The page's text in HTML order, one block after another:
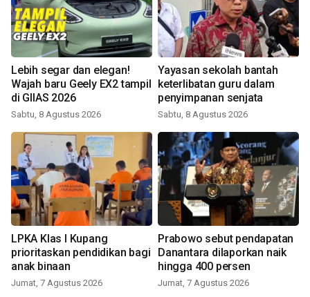
Lebih segar dan elegan!
Wajah baru Geely EX2 tampil
di GIIAS 2026
Sabtu, 8 Agustus 2026
Yayasan sekolah bantah
keterlibatan guru dalam
penyimpanan senjata
Sabtu, 8 Agustus 2026
LPKA Klas I Kupang
prioritaskan pendidikan bagi
anak binaan
Jumat, 7 Agustus 2026
Prabowo sebut pendapatan
Danantara dilaporkan naik
hingga 400 persen
Jumat, 7 Agustus 2026